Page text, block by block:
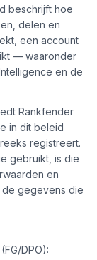
beschrijft hoe
delen en
een account
— waaronder
en de
Rankfender
in dit beleid
registreert.
gebruikt, is die
en
gegevens die
DPO):